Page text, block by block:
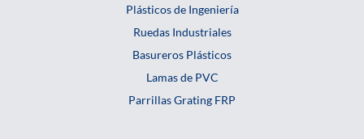
Plásticos de Ingeniería
Ruedas Industriales
Basureros Plásticos
Lamas de PVC
Parrillas Grating FRP